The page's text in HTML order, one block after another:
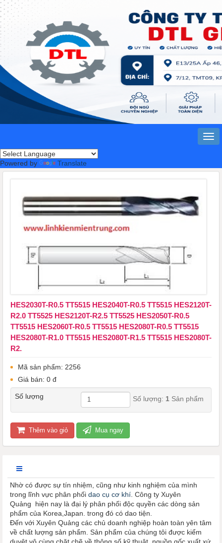
Powered by Translate
HES2030T-R0.5 TT5515 HES2040T-R0.5 TT5515 ​​​​​​​HES2120T-
R2.0 TT5525 ​​​​​​​​​​​​​​HES2120T-R2.5 TT5525 HES2050T-R0.5
TT5515 ​​​​​​​HES2060T-R0.5 TT5515 HES2080T-R0.5 TT5515 ​​​​​​​
HES2080T-R1.0 TT5515 ​​​​​​​HES2080T-R1.5 TT5515 ​​​​​​​HES2080T-
R2.
Mã sản phẩm: 2256
Giá bán: 0 đ
Số lượng Số lượng: 1 Sản phẩm
Thêm vào giỏ Mua ngay
Nhờ có được sự tín nhiệm, cũng như kinh nghiệm của mình
trong lĩnh vực phân phối dao cụ cơ khí . Công ty Xuyên
Quảng hiện nay là đại lý phân phối độc quyền các dòng sản
phẩm của Korea,Japan. trong đó có dao tiện.
Đến với Xuyên Quảng các chủ doanh nghiệp hoàn toàn yên tâm
về chất lượng sản phẩm. Sản phẩm của chúng tôi được kiểm
duyệt vô cùng chặt chẽ về thông số kỹ thuật, nguồn gốc xuất xứ